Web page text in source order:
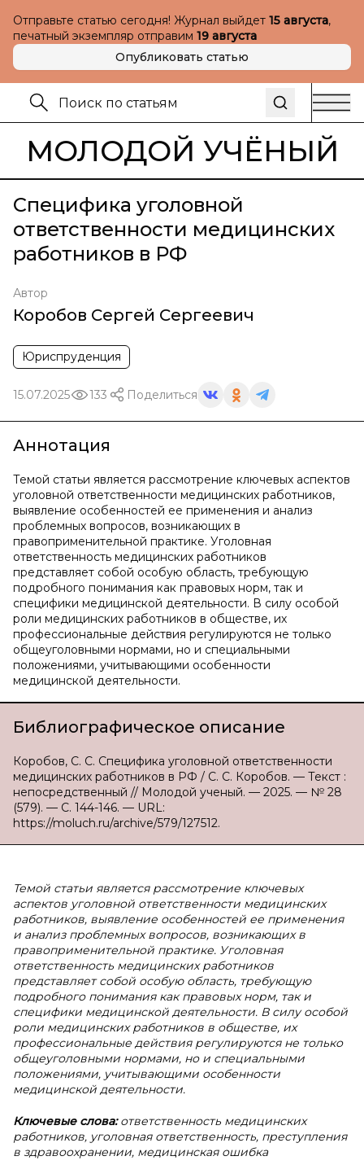
Отправьте статью сегодня! Журнал выйдет 15 августа,
печатный экземпляр отправим 19 августа
Опубликовать статью
МОЛОДОЙ УЧЁНЫЙ
Специфика уголовной
ответственности медицинских
работников в РФ
Автор
Коробов Сергей Сергеевич
Юриспруденция
15.07.2025 133 Поделиться
Аннотация
Темой статьи является рассмотрение ключевых аспектов
уголовной ответственности медицинских работников,
выявление особенностей ее применения и анализ
проблемных вопросов, возникающих в
правоприменительной практике. Уголовная
ответственность медицинских работников
представляет собой особую область, требующую
подробного понимания как правовых норм, так и
специфики медицинской деятельности. В силу особой
роли медицинских работников в обществе, их
профессиональные действия регулируются не только
общеуголовными нормами, но и специальными
положениями, учитывающими особенности
медицинской деятельности.
Библиографическое описание
Коробов, С. С. Специфика уголовной ответственности
медицинских работников в РФ / С. С. Коробов. — Текст :
непосредственный // Молодой ученый. — 2025. — № 28
(579). — С. 144-146. — URL:
https://moluch.ru/archive/579/127512.
Темой статьи является рассмотрение ключевых
аспектов уголовной ответственности медицинских
работников, выявление особенностей ее применения
и анализ проблемных вопросов, возникающих в
правоприменительной практике. Уголовная
ответственность медицинских работников
представляет собой особую область, требующую
подробного понимания как правовых норм, так и
специфики медицинской деятельности. В силу особой
роли медицинских работников в обществе, их
профессиональные действия регулируются не только
общеуголовными нормами, но и специальными
положениями, учитывающими особенности
медицинской деятельности.
Ключевые слова:ответственность медицинских
работников, уголовная ответственность, преступления
в здравоохранении, медицинская ошибка